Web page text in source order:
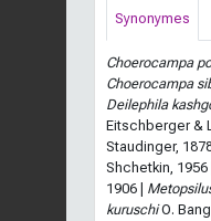
Synonymes
Choerocampa
Choerocampa
Deilephila
Eitschberger &
Staudinger, 1878
Shchetkin, 1956 |
1906 |
kuruschiO.